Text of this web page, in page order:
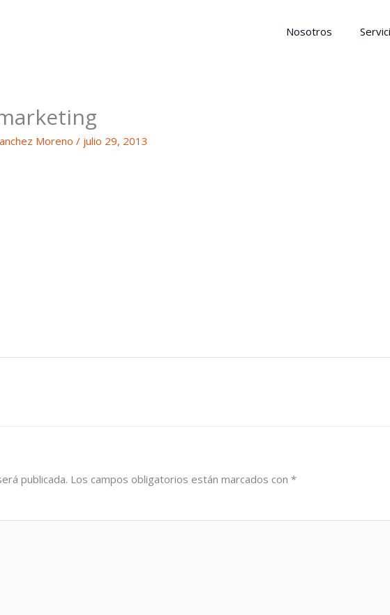
Nosotros
Moreno / julio 29, 2013
publicada. Los campos obligatorios están marcados con *